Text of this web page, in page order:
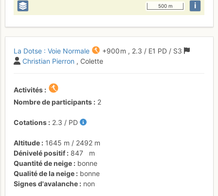
500 m i
La Dotse : Voie Normale +900 m , 2.3 / E1 PD / S3
Christian Pierron , Colette
Activités
Nombre de participants
2
Cotations 2.3 / PD
Altitude 1645 m / 2492 m
Dénivelé positif
847
m
Quantité de neige
bonne
Qualité de la neige
bonne
Signes d'avalanche
non